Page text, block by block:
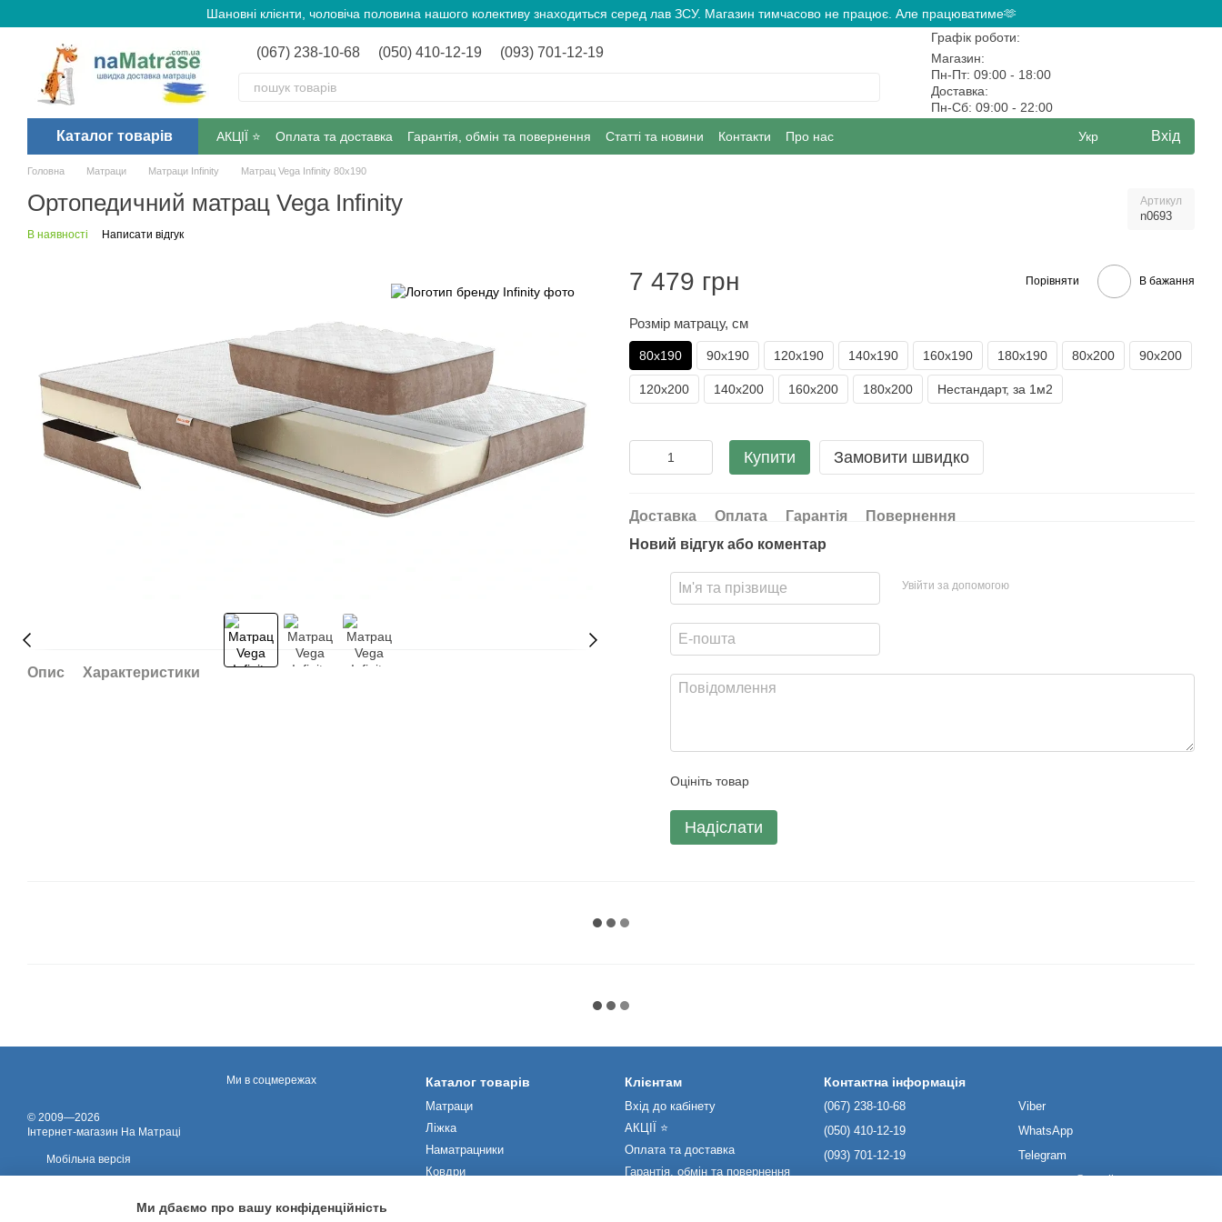
Шановні клієнти, чоловіча половина нашого колективу знаходиться серед лав ЗСУ. Магазин тимчасово не працює. Але працюватиме🫶
(067) 238-10-68 (050) 410-12-19 (093) 701-12-19
Графік роботи:
Магазин:
Пн-Пт: 09:00 - 18:00
Доставка:
Пн-Сб: 09:00 - 22:00
Каталог товарів АКЦІЇ ⭐️ Оплата та доставка Гарантія, обмін та повернення Статті та новини Контакти Про нас Укр Вхід
Головна Матраци Матраци Infinity Матрац Vega Infinity 80х190
Ортопедичний матрац Vega Infinity Артикул
n0693
В наявності Написати відгук
Опис Характеристики
7 479 грн Порівняти В бажання
Розмір матрацу, см
80х190 90х190 120х190 140х190 160х190 180х190 80х200 90х200
120х200 140х200 160х200 180х200 Нестандарт, за 1м2
Купити Замовити швидко
Доставка Оплата Гарантія
Повернення
Новий відгук або коментар
Увійти за допомогою
Оцініть товар
Надіслати
© 2009—2026
Iнтернет-магазин На Матраці
Мобільна версія
Ми в соцмережах Каталог товарів
Матраци
Ліжка
Наматрацники
Ковдри
Клієнтам
Вхід до кабінету
АКЦІЇ ⭐️
Оплата та доставка
Гарантія, обмін та повернення
Контактна інформація
(067) 238-10-68
(050) 410-12-19
(093) 701-12-19
Viber
WhatsApp
Telegram
namatrase@gmail.com
Ми дбаємо про вашу конфіденційність